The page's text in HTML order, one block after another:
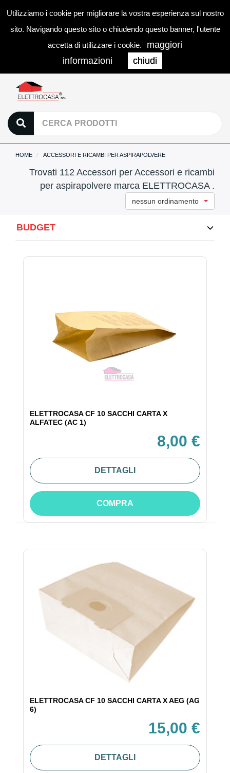
Utilizziamo i cookie per migliorare la vostra esperienza sul nostro
sito. Navigando questo sito o chiudendo questo banner, l'utente
accetta di utilizzare i cookie.
maggiori
informazioni
chiudi
0
HOME ACCESSORI E RICAMBI PER ASPIRAPOLVERE
Trovati 112 Accessori per Accessori e ricambi
per aspirapolvere marca ELETTROCASA .
nessun ordinamento
BUDGET
ELETTROCASA CF 10 SACCHI CARTA X
ALFATEC (AC 1)
8,00 €
DETTAGLI
COMPRA
ELETTROCASA CF 10 SACCHI CARTA X AEG (AG
6)
15,00 €
DETTAGLI